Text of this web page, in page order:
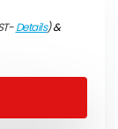
Details)&